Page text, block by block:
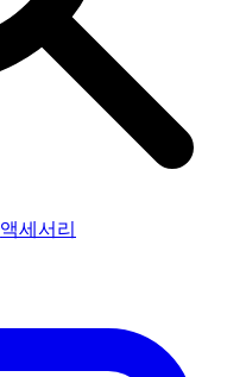
액세서리